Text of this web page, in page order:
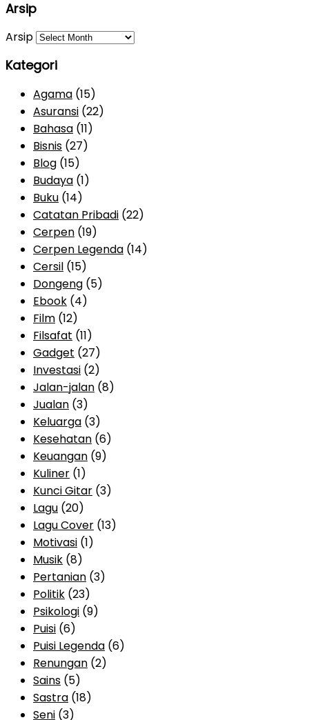
Arsip
Arsip
Kategori
Agama (15)
Asuransi (22)
Bahasa (11)
Bisnis (27)
Blog (15)
Budaya (1)
Buku (14)
Catatan Pribadi (22)
Cerpen (19)
Cerpen Legenda (14)
Cersil (15)
Dongeng (5)
Ebook (4)
Film (12)
Filsafat (11)
Gadget (27)
Investasi (2)
Jalan-jalan (8)
Jualan (3)
Keluarga (3)
Kesehatan (6)
Keuangan (9)
Kuliner (1)
Kunci Gitar (3)
Lagu (20)
Lagu Cover (13)
Motivasi (1)
Musik (8)
Pertanian (3)
Politik (23)
Psikologi (9)
Puisi (6)
Puisi Legenda (6)
Renungan (2)
Sains (5)
Sastra (18)
Seni (3)